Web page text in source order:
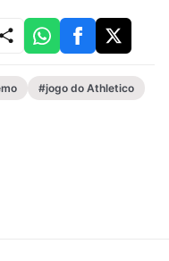
#jogo do Athletico